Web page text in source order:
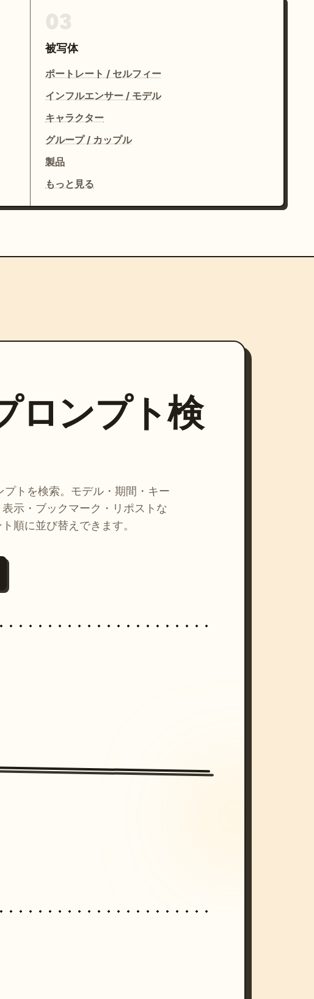
被写体
ポートレート / セルフィー
インフルエンサー / モデル
キャラクター
グループ / カップル
製品
もっと見る
ロンプト検
プトを検索。モデル・期間・キー
示・ブックマーク・リポストな
順に並び替えできます。